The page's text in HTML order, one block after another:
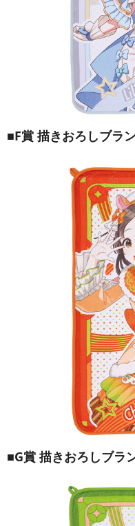
■F賞 描きおろしブラ
■G賞 描きおろしブラ